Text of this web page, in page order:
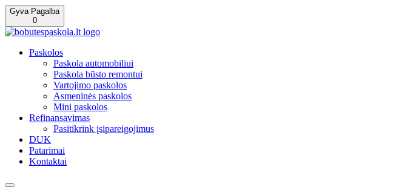
Gyva Pagalba
0
Paskolos
Paskola automobiliui
Paskola būsto remontui
Vartojimo paskolos
Asmeninės paskolos
Mini paskolos
Refinansavimas
Pasitikrink įsipareigojimus
DUK
Patarimai
Kontaktai